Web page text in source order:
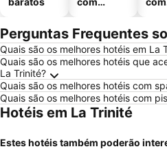
Perguntas Frequentes
Quais são os melhores hotéis em La
Quais são os melhores hotéis que
La Trinité?
Quais são os melhores hotéis com
Quais são os melhores hotéis com
Hotéis em La Trinité
Estes hotéis também poderão